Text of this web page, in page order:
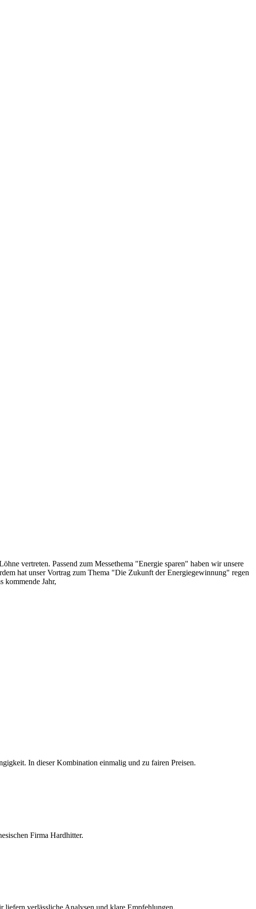
vertreten. Passend zum Messethema "Energie sparen" haben wir unsere
hat unser Vortrag zum Thema "Die Zukunft der Energiegewinnung" regen
kommende Jahr,
In dieser Kombination einmalig und zu fairen Preisen.
Firma Hardhitter.